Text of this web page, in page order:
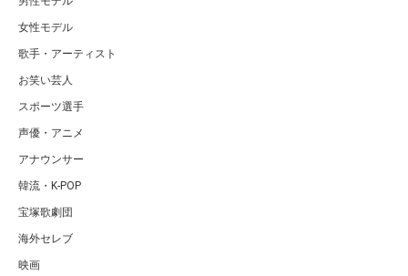
女性モデル
歌手・アーティスト
お笑い芸人
スポーツ選手
声優・アニメ
アナウンサー
韓流・K-POP
宝塚歌劇団
海外セレブ
映画